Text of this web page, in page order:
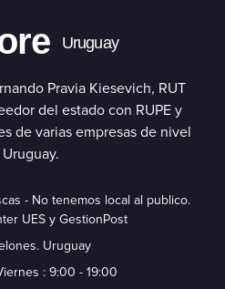
Uruguay
Pravia Kiesevich, RUT
del estado con RUPE y
de varias empresas de nivel
- No tenemos local al publico.
UES y GestionPost
Uruguay
: 9:00 - 19:00